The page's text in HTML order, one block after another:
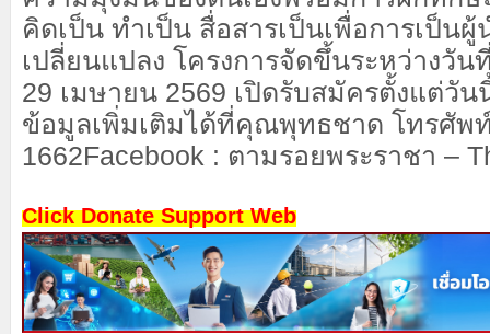
คิดเป็น ทำเป็น สื่อสารเป็นเพื่อการเป็นผู้
เปลี่ยนแปลง โครงการจัดขึ้นระหว่างวัน
29 เมษายน 2569 เปิดรับสมัครตั้งแต่วัน
ข้อมูลเพิ่มเติมได้ที่คุณพุทธชาด โทรศัพ
1662Facebook : ตามรอยพระราชา –
Click Donate Support Web